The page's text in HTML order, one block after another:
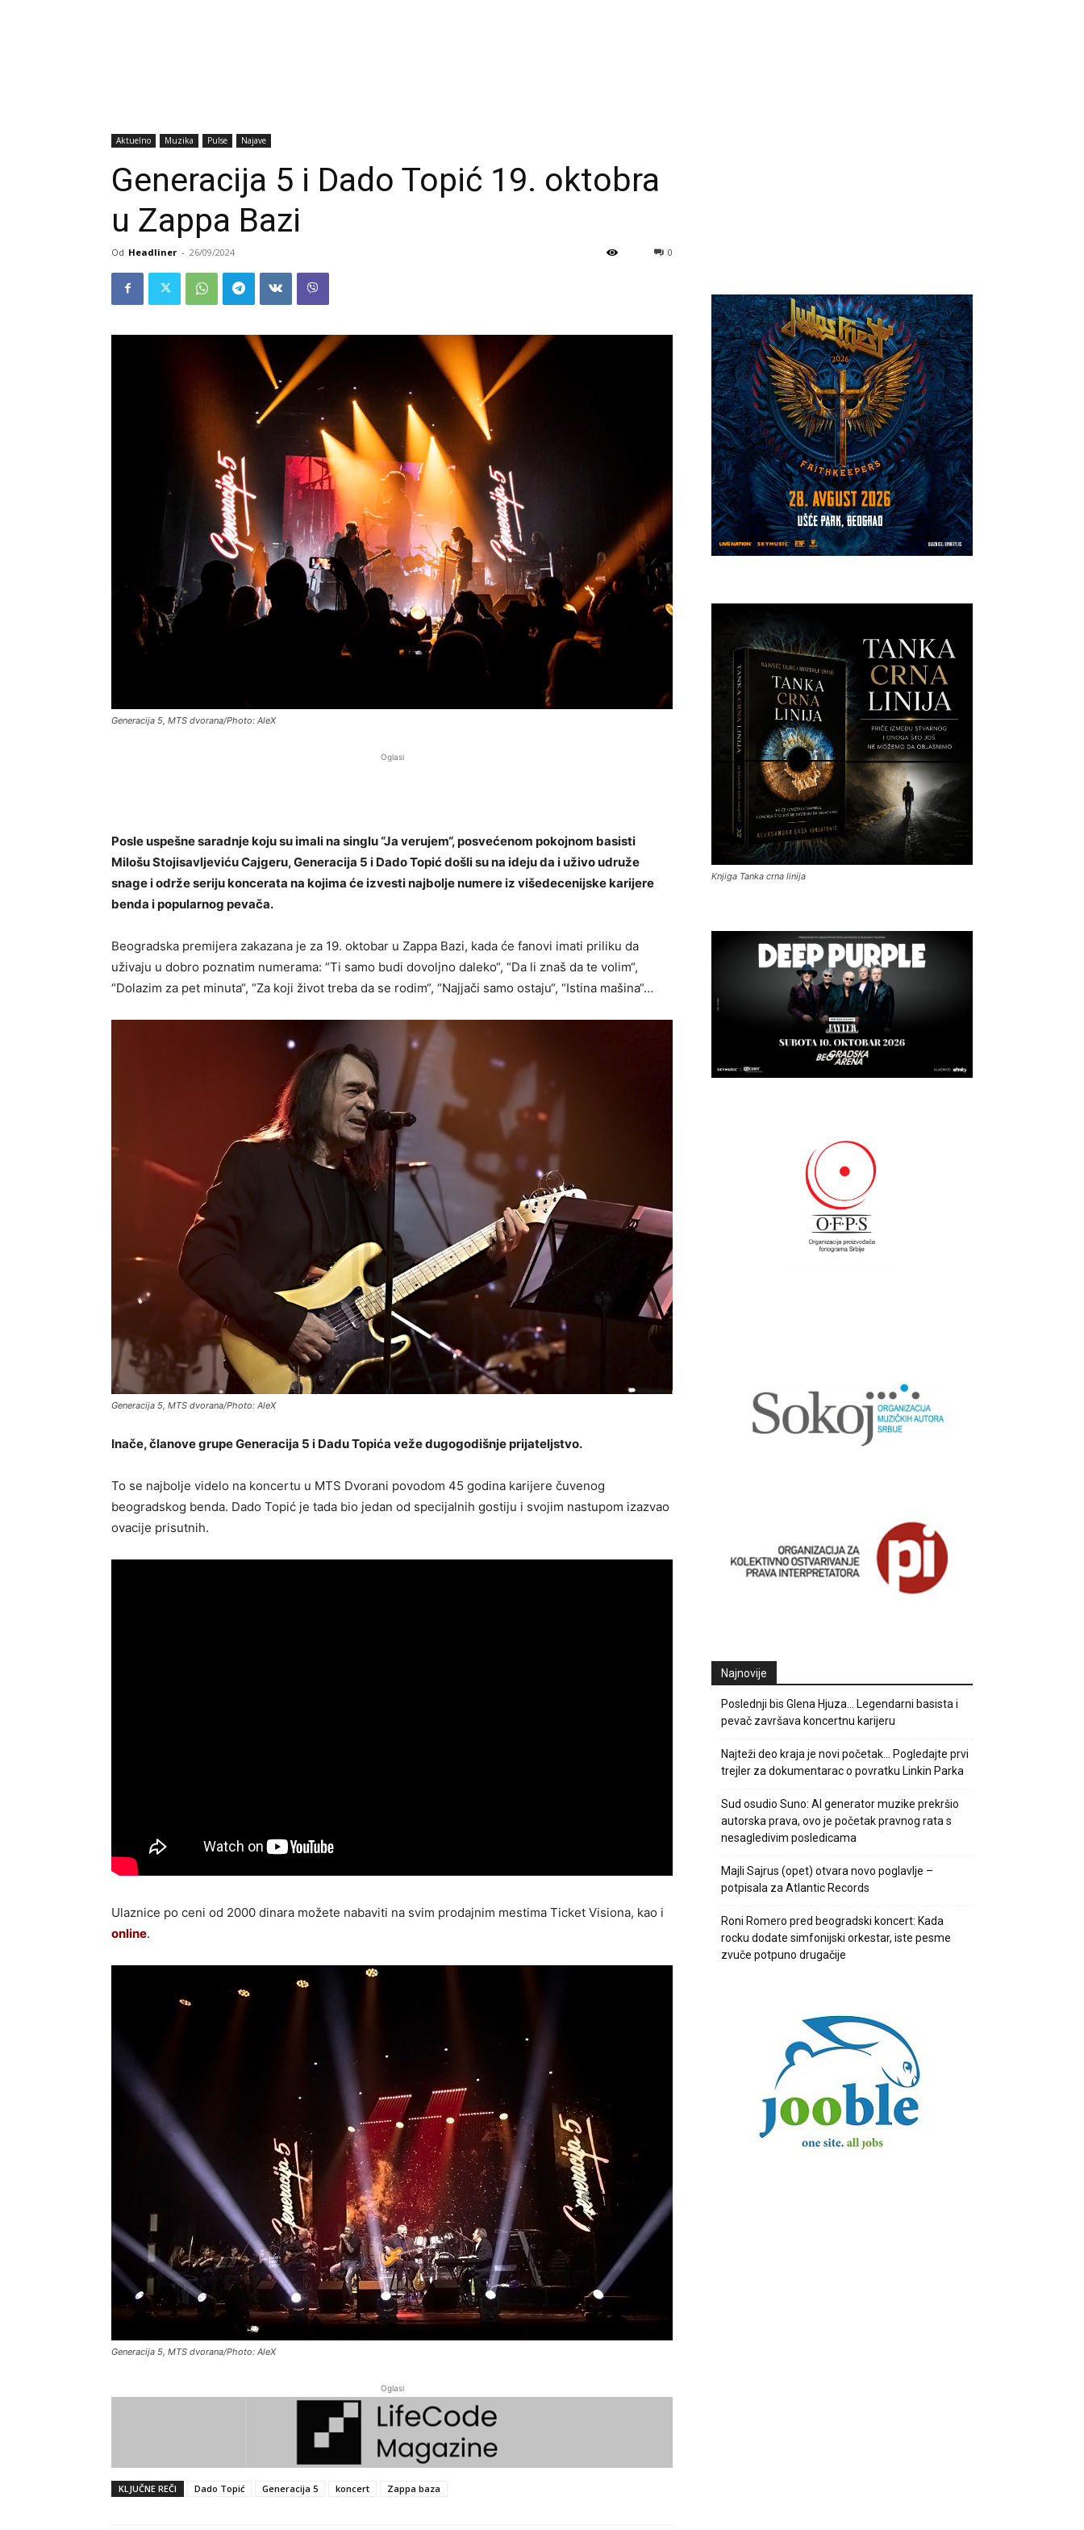
Aktuelno Muzika Pulse Najave
Generacija 5 i Dado Topić 19. oktobra
u Zappa Bazi
Od Headliner - 26/09/2024 0
Generacija 5, MTS dvorana/Photo: AleX
Oglasi
Posle uspešne saradnje koju su imali na singlu “Ja verujem“, posvećenom pokojnom basisti
Milošu Stojisavljeviću Cajgeru, Generacija 5 i Dado Topić došli su na ideju da i uživo udruže
snage i održe seriju koncerata na kojima će izvesti najbolje numere iz višedecenijske karijere
benda i popularnog pevača.
Beogradska premijera zakazana je za 19. oktobar u Zappa Bazi, kada će fanovi imati priliku da
uživaju u dobro poznatim numerama: “Ti samo budi dovoljno daleko“, “Da li znaš da te volim“,
“Dolazim za pet minuta“, “Za koji život treba da se rodim“, “Najjači samo ostaju“, “Istina mašina“…
Generacija 5, MTS dvorana/Photo: AleX
Inače, članove grupe Generacija 5 i Dadu Topića veže dugogodišnje prijateljstvo.
To se najbolje videlo na koncertu u MTS Dvorani povodom 45 godina karijere čuvenog
beogradskog benda. Dado Topić je tada bio jedan od specijalnih gostiju i svojim nastupom izazvao
ovacije prisutnih.
Ulaznice po ceni od 2000 dinara možete nabaviti na svim prodajnim mestima Ticket Visiona, kao i
online.
Generacija 5, MTS dvorana/Photo: AleX
Oglasi
KLJUČNE REČI Dado Topić Generacija 5 koncert Zappa baza
Knjiga Tanka crna linija
Najnovije
Poslednji bis Glena Hjuza… Legendarni basista i
pevač završava koncertnu karijeru
Najteži deo kraja je novi početak… Pogledajte prvi
trejler za dokumentarac o povratku Linkin Parka
Sud osudio Suno: AI generator muzike prekršio
autorska prava, ovo je početak pravnog rata s
nesagledivim posledicama
Majli Sajrus (opet) otvara novo poglavlje –
potpisala za Atlantic Records
Roni Romero pred beogradski koncert: Kada
rocku dodate simfonijski orkestar, iste pesme
zvuče potpuno drugačije